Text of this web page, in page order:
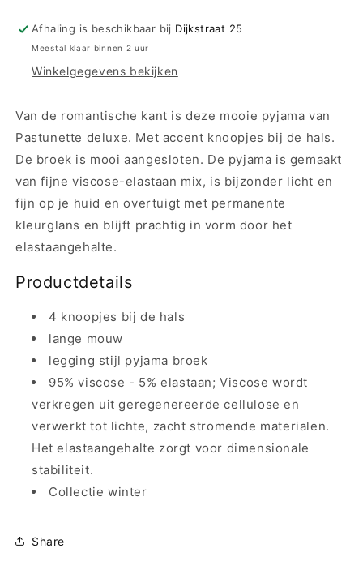
met
legging
25232-
4
bruin
met
legging
25232-
4
bruin
Afhaling is beschikbaar bij Dijkstraat 25
Meestal klaar binnen 2 uur
Winkelgegevens bekijken
Van de romantische kant is deze mooie pyjama van
Pastunette deluxe. Met accent knoopjes bij de hals.
De broek is mooi aangesloten. De pyjama is gemaakt
van fijne viscose-elastaan mix, is bijzonder licht en
fijn op je huid en overtuigt met permanente
kleurglans en blijft prachtig in vorm door het
elastaangehalte.
Productdetails
4 knoopjes bij de hals
lange mouw
legging stijl pyjama broek
95% viscose - 5% elastaan; Viscose wordt
verkregen uit geregenereerde cellulose en
verwerkt tot lichte, zacht stromende materialen.
Het elastaangehalte zorgt voor dimensionale
stabiliteit.
Collectie winter
Share